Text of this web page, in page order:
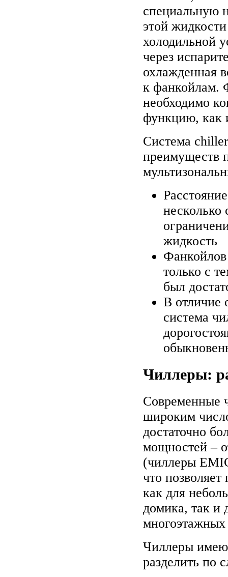
специальную
этой
холодильной
через
охлажденная
к фанкойлам.
необходимо
функцию, как
Система
преимуществ
несколько
жидкость
Фанкойлов
только с
был
В отличие
система
Чиллеры:
Современные
широким
достаточно
мощностей –
(чиллеры
что позволяет
как для
домика, так и
многоэтажных
Чиллеры
разделить по